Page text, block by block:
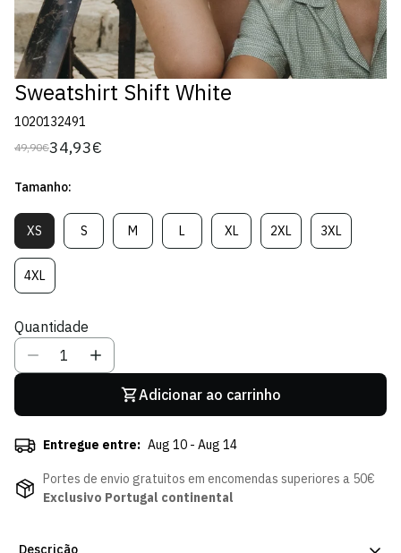
Sweatshirt Shift White
1020132491
Preço
49,90€
Preço
venda
34,93€
Tamanho:
XSVariante
Esgotada
Ou
Indisponível
SVariante
Esgotada
MVariante
Esgotada
LVariante
Esgotada
XLVariante
Esgotada
2XLVariante
Esgotada
3XLVariante
Esgotada
4XLVariante
Esgotada
Indisponível
Quantidade
Adicionar ao carrinho
Entregue entre: Aug 10 - Aug 14
Portes de envio gratuitos em encomendas superiores a 50€
Exclusivo Portugal continental
Descrição